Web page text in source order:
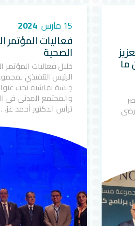
ما
15 مارس 2024
فعاليات المؤتمر
الصحية
خلال فعاليات المؤتمر
الرئيس التنفيذي
جلسة نقاشية تحت
والمجتمع المدني في
ترأس الدكتور أحمد عز،